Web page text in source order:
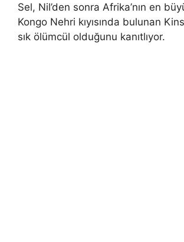
Sel, Nil’den sonra Afrika’nın en
Kongo Nehri kıyısında bulunan
sık ölümcül olduğunu kanıtlıyor.